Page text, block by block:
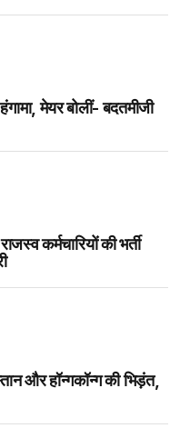
मेयर बोलीं- बदतमीजी
कर्मचारियों की भर्ती
और हॉन्गकॉन्ग की भिड़ंत,